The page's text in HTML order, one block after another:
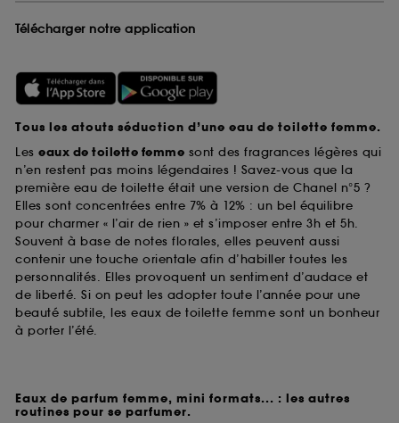
Télécharger notre application
Tous les atouts séduction d’une eau de toilette femme.
Les eaux de toilette femme sont des fragrances légères qui
n’en restent pas moins légendaires ! Savez-vous que la
première eau de toilette était une version de Chanel n°5 ?
Elles sont concentrées entre 7% à 12% : un bel équilibre
pour charmer « l’air de rien » et s’imposer entre 3h et 5h.
Souvent à base de notes florales, elles peuvent aussi
contenir une touche orientale afin d’habiller toutes les
personnalités. Elles provoquent un sentiment d’audace et
de liberté. Si on peut les adopter toute l’année pour une
beauté subtile, les eaux de toilette femme sont un bonheur
à porter l’été.
Eaux de parfum femme, mini formats... : les autres
routines pour se parfumer.
fraudes aux moyens de paiement et les
Cookies fonctionnels :il s’agit de cookies
permettant l’affichage et/ou la fourniture de
cookies d’authentification qui sont utilisés afin de
vous faire bénéficier de l’authentification
prolongée vous permettant d’accéder à votre
compte lors de votre prochaine visite sur le site
sans saisir à nouveau votre identifiant et mot de
A l'exception des cookies techniques, le dépôt et la
lecture de ces traceurs requiert votre accord. Vous
pouvez personnaliser vos choix concernant le dépôt
de ces cookies grâce au bouton "personnaliser mes
finalités acceptées, avec les données personnelles
collectées ou générées lors de votre activité en ligne